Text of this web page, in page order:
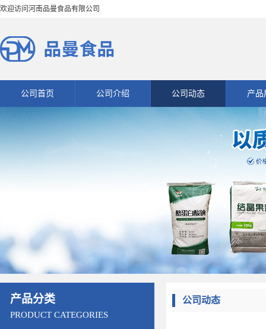
欢迎访问河南品曼食品有限公司
公司首页 公司介绍 公司动态 产品
产品分类
PRODUCT CATEGORIES
公司动态